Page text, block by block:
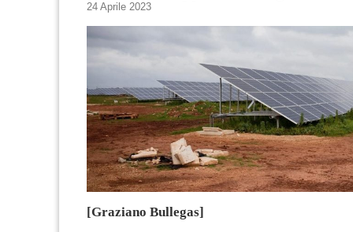
24 Aprile 2023
[Graziano Bullegas]